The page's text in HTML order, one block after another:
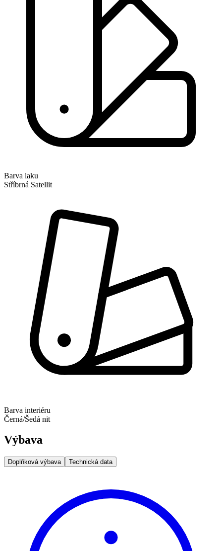
Barva laku
Stříbrná Satellit
Barva interiéru
Černá/Šedá nit
Výbava
Doplňková výbava Technická data